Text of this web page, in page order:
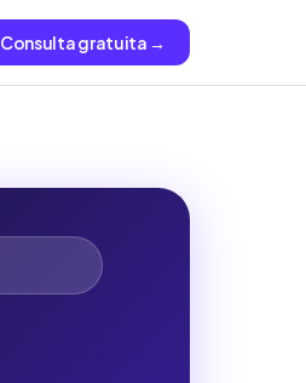
Consulta gratuita →